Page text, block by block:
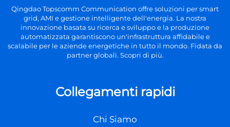
Qingdao Topscomm Communication offre soluzioni per smart
grid, AMI e gestione intelligente dell'energia. La nostra
innovazione basata su ricerca e sviluppo e la produzione
automatizzata garantiscono un'infrastruttura affidabile e
scalabile per le aziende energetiche in tutto il mondo. Fidata da
partner globali. Scopri di più.
Collegamenti rapidi
Chi Siamo